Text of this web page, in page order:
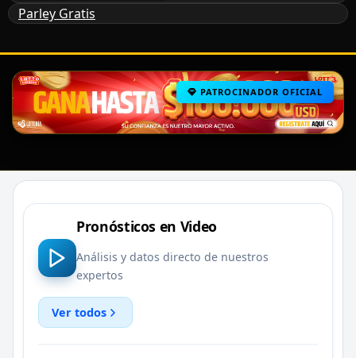
Parley Gratis
PATROCINADOR OFICIAL
Pronósticos en Video
Análisis y datos directo de nuestros
expertos
Ver todos